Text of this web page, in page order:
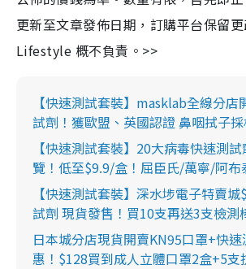
更新至文章發佈日期，訂購平台保留
Lifestyle 概不負責。>>
【快速測試套裝】masklab全線分店
試劑！獲歐盟、英國認證 鼻咽拭子
【快速測試套裝】20大病毒快速測
覽！低至$9.9/盒！屈臣氏/萬寧/阿
【快速測試套裝】深水埗電子特賣
試劑 現貨發售！買10支再送3支檢測
日本城分店現貨開賣KN95口罩+快
惠！$128買到成人立體口罩2盒+5支